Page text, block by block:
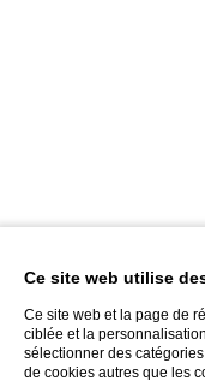
Ce site web utilise
Ce site web et la page de
ciblée et la
sélectionner des
de cookies autres que les